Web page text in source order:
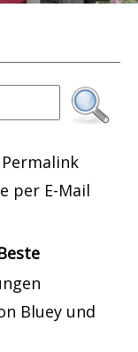
Permalink
per E-Mail
Bluey und